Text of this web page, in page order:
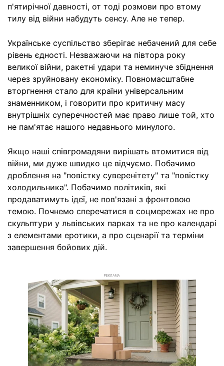
п'ятирічної давності, от тоді розмови про втому
тилу від війни набудуть сенсу. Але не тепер.
Українське суспільство зберігає небачений для себе
рівень єдності. Незважаючи на півтора року
великої війни, ракетні удари та неминуче збіднення
через зруйновану економіку. Повномасштабне
вторгнення стало для країни універсальним
знаменником, і говорити про критичну масу
внутрішніх суперечностей має право лише той, хто
не пам'ятає нашого недавнього минулого.
Якщо наші співгромадяни вирішать втомитися від
війни, ми дуже швидко це відчуємо. Побачимо
дроблення на "повістку суверенітету" та "повістку
холодильника". Побачимо політиків, які
продаватимуть ідеї, не пов'язані з фронтовою
темою. Почнемо сперечатися в соцмережах не про
скульптури у львівських парках та не про календарі
з елементами еротики, а про сценарії та терміни
завершення бойових дій.
РЕКЛАМА